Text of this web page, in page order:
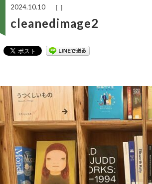
2024.10.10 ［ ］
cleanedimage2